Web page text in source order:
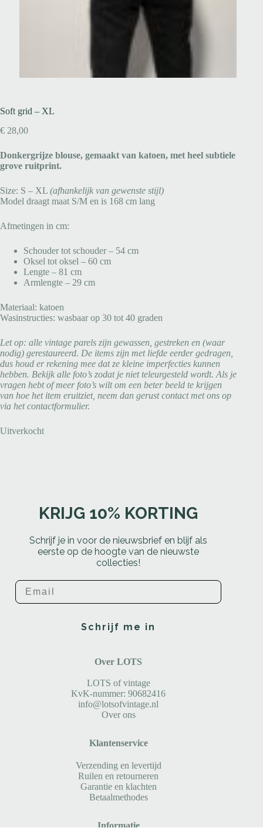
Soft grid – XL
€ 28,00
Donkergrijze blouse, gemaakt van katoen, met heel subtiele
grove ruitprint.
Size: S – XL (afhankelijk van gewenste stijl)
Model draagt maat S/M en is 168 cm lang
Afmetingen in cm:
Schouder tot schouder – 54 cm
Oksel tot oksel – 60 cm
Lengte – 81 cm
Armlengte – 29 cm
Materiaal: katoen
Wasinstructies: wasbaar op 30 tot 40 graden
Let op: alle vintage parels zijn gewassen, gestreken en (waar
nodig) gerestaureerd. De items zijn met liefde eerder gedragen,
dus houd er rekening mee dat ze kleine imperfecties kunnen
hebben. Bekijk alle foto’s zodat je niet teleurgesteld wordt. Als je
vragen hebt of meer foto’s wilt om een beter beeld te krijgen
van hoe het item eruitziet, neem dan gerust contact met ons op
via het contactformulier.
Uitverkocht
KRIJG 10% KORTING
Schrijf je in voor de nieuwsbrief en blijf als
eerste op de hoogte van de nieuwste
collecties!
Email
Schrijf me in
Over LOTS
LOTS of vintage
KvK-nummer: 90682416
info@lotsofvintage.nl
Over ons
Klantenservice
Verzending en levertijd
Ruilen en retourneren
Garantie en klachten
Betaalmethodes
Informatie